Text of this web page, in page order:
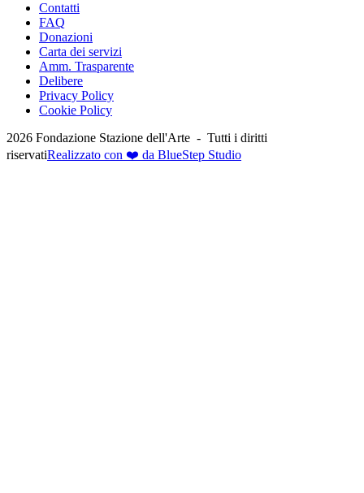
Contatti
FAQ
Donazioni
Carta dei servizi
Amm. Trasparente
Delibere
Privacy Policy
Cookie Policy
2026 Fondazione Stazione dell'Arte - Tutti i diritti
riservatiRealizzato con ❤️ da BlueStep Studio